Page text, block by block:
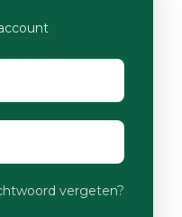
vergeten?